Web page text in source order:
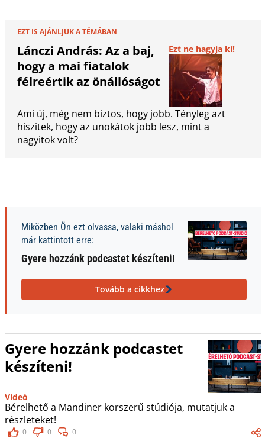
EZT IS AJÁNLJUK A TÉMÁBAN
Lánczi András: Az a baj,
hogy a mai fiatalok
félreértik az önállóságot
Ezt ne hagyja ki!
Ami új, még nem biztos, hogy jobb. Tényleg azt
hiszitek, hogy az unokátok jobb lesz, mint a
nagyitok volt?
Miközben Ön ezt olvassa, valaki máshol
már kattintott erre:
Gyere hozzánk podcastet készíteni!
Tovább a cikkhez
Gyere hozzánk podcastet
készíteni!
Videó
Bérelhető a Mandiner korszerű stúdiója, mutatjuk a
részleteket!
0 0 0